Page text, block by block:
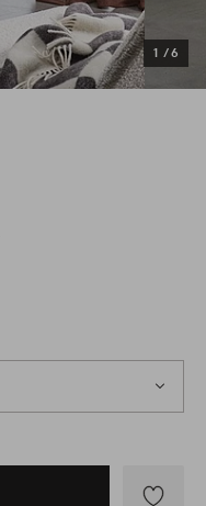
1 /6